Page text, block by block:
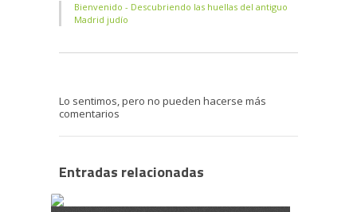
Bienvenido - Descubriendo las huellas del antiguo
Madrid judío
Lo sentimos, pero no pueden hacerse más
comentarios
Entradas relacionadas